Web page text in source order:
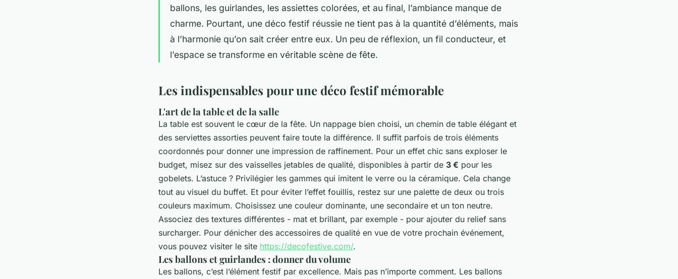
ballons, les guirlandes, les assiettes colorées, et au final, l’ambiance manque de
charme. Pourtant, une déco festif réussie ne tient pas à la quantité d’éléments, mais
à l’harmonie qu’on sait créer entre eux. Un peu de réflexion, un fil conducteur, et
l’espace se transforme en véritable scène de fête.
Les indispensables pour une déco festif mémorable
L'art de la table et de la salle
La table est souvent le cœur de la fête. Un nappage bien choisi, un chemin de table élégant et
des serviettes assorties peuvent faire toute la différence. Il suffit parfois de trois éléments
coordonnés pour donner une impression de raffinement. Pour un effet chic sans exploser le
budget, misez sur des vaisselles jetables de qualité, disponibles à partir de 3 € pour les
gobelets. L’astuce ? Privilégier les gammes qui imitent le verre ou la céramique. Cela change
tout au visuel du buffet. Et pour éviter l’effet fouillis, restez sur une palette de deux ou trois
couleurs maximum. Choisissez une couleur dominante, une secondaire et un ton neutre.
Associez des textures différentes - mat et brillant, par exemple - pour ajouter du relief sans
surcharger. Pour dénicher des accessoires de qualité en vue de votre prochain événement,
vous pouvez visiter le site https://decofestive.com/.
Les ballons et guirlandes : donner du volume
Les ballons, c’est l’élément festif par excellence. Mais pas n’importe comment. Les ballons